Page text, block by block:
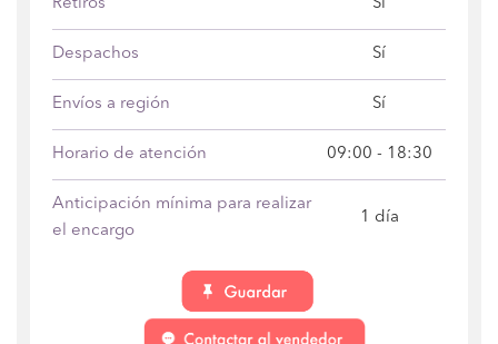
Retiros Sí
Despachos Sí
Envíos a región Sí
Horario de atención 09:00 - 18:30
Anticipación mínima para realizar
el encargo
1 día